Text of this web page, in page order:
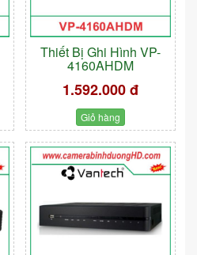
Thiết Bị Ghi Hình VP-
4160AHDM
1.592.000 đ
Giỏ hàng